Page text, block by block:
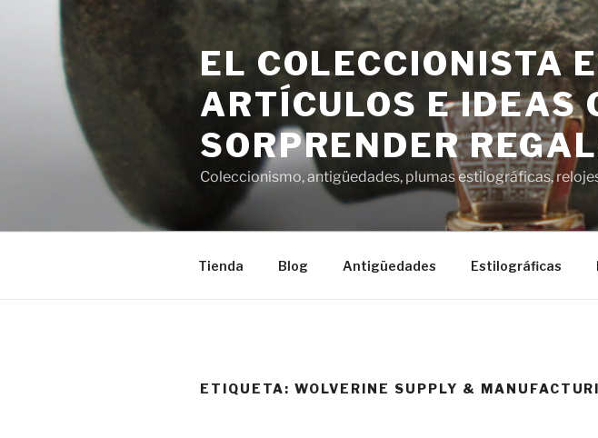
contenido
EL COLECCIONISTA
ARTÍCULOS E IDEAS
SORPRENDER
Coleccionismo, antigüedades, plumas estilográficas,
Tienda Blog Antigüedades Estilográficas
ETIQUETA: WOLVERINE SUPPLY &